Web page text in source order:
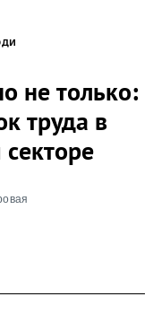
не только:
труда в